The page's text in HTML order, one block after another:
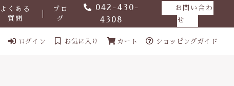
よくある
質問
ブロ
グ
042-430-
4308
お問い合わ
せ
ログイン お気に入り カート ショッピングガイド